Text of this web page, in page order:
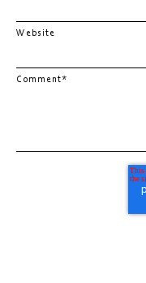
Website
Comment*